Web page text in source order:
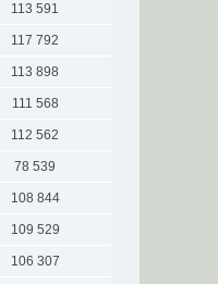
113 591
117 792
113 898
111 568
112 562
78 539
108 844
109 529
106 307